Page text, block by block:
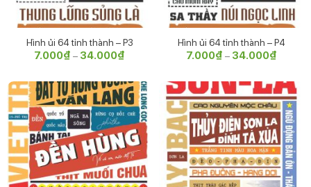
Hình ủi 64 tỉnh thành – P3
7.000₫ – 34.000₫
7.000₫
đến
34.000₫
Hình ủi 64 tỉnh thành – P4
7.000₫ – 34.000₫
7.000₫
đến